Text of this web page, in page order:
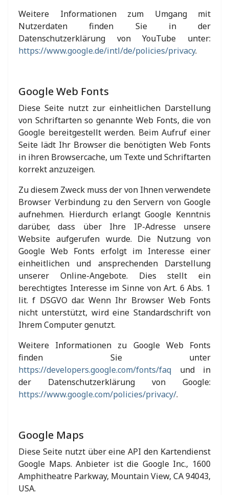
Weitere Informationen zum Umgang mit
Nutzerdaten finden Sie in der
Datenschutzerklärung von YouTube unter:
https://www.google.de/intl/de/policies/privacy.
Google Web Fonts
Diese Seite nutzt zur einheitlichen Darstellung
von Schriftarten so genannte Web Fonts, die von
Google bereitgestellt werden. Beim Aufruf einer
Seite lädt Ihr Browser die benötigten Web Fonts
in ihren Browsercache, um Texte und Schriftarten
korrekt anzuzeigen.
Zu diesem Zweck muss der von Ihnen verwendete
Browser Verbindung zu den Servern von Google
aufnehmen. Hierdurch erlangt Google Kenntnis
darüber, dass über Ihre IP-Adresse unsere
Website aufgerufen wurde. Die Nutzung von
Google Web Fonts erfolgt im Interesse einer
einheitlichen und ansprechenden Darstellung
unserer Online-Angebote. Dies stellt ein
berechtigtes Interesse im Sinne von Art. 6 Abs. 1
lit. f DSGVO dar. Wenn Ihr Browser Web Fonts
nicht unterstützt, wird eine Standardschrift von
Ihrem Computer genutzt.
Weitere Informationen zu Google Web Fonts
finden Sie unter
https://developers.google.com/fonts/faq und in
der Datenschutzerklärung von Google:
https://www.google.com/policies/privacy/.
Google Maps
Diese Seite nutzt über eine API den Kartendienst
Google Maps. Anbieter ist die Google Inc., 1600
Amphitheatre Parkway, Mountain View, CA 94043,
USA.